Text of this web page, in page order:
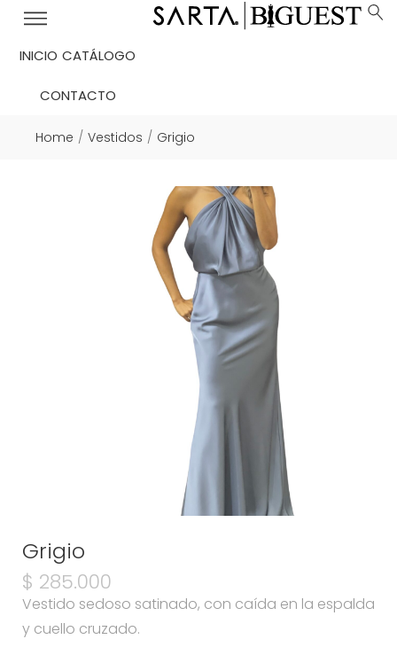
INICIO CATÁLOGO
CONTACTO
Home / Vestidos / Grigio
Grigio
$ 285.000
Vestido sedoso satinado, con caída en la espalda
y cuello cruzado.